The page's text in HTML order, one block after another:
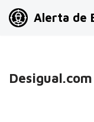
Alerta de
Desigual.com